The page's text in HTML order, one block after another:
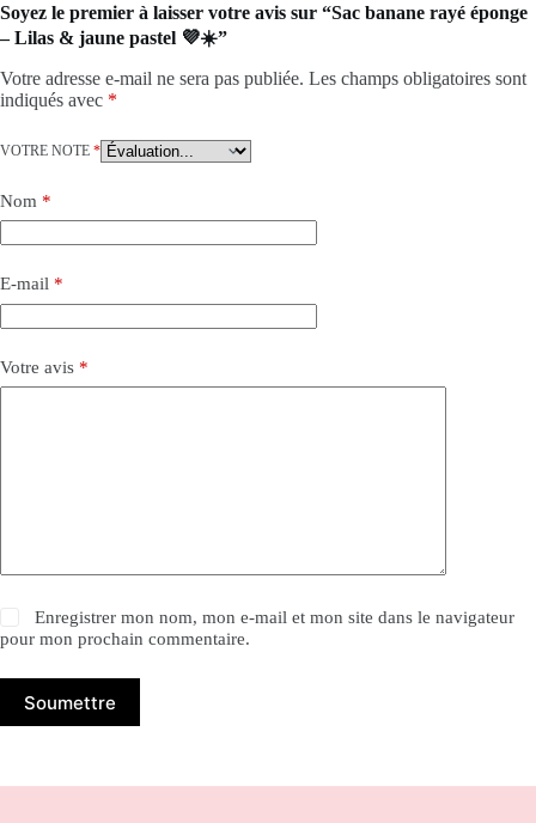
Soyez le premier à laisser votre avis sur “Sac banane rayé éponge
– Lilas & jaune pastel 💜☀️”
Votre adresse e-mail ne sera pas publiée. Les champs obligatoires sont
indiqués avec *
VOTRE NOTE *
Nom *
E-mail *
Votre avis *
Enregistrer mon nom, mon e-mail et mon site dans le navigateur
pour mon prochain commentaire.
Soumettre